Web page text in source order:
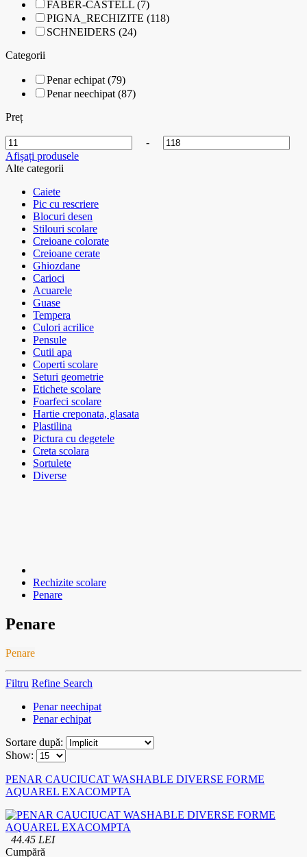
FABER-CASTELL (7)
PIGNA_RECHIZITE (118)
SCHNEIDERS (24)
Categorii
Penar echipat (79)
Penar neechipat (87)
Preț
-
Afișați produsele
Alte categorii
Caiete
Pic cu rescriere
Blocuri desen
Stilouri scolare
Creioane colorate
Creioane cerate
Ghiozdane
Carioci
Acuarele
Guase
Tempera
Culori acrilice
Pensule
Cutii apa
Coperti scolare
Seturi geometrie
Etichete scolare
Foarfeci scolare
Hartie creponata, glasata
Plastilina
Pictura cu degetele
Creta scolara
Sortulete
Diverse
Rechizite scolare
Penare
Penare
Penare
Filtru Refine Search
Penar neechipat
Penar echipat
Sortare după:
Show:
PENAR CAUCIUCAT WASHABLE DIVERSE FORME
AQUAREL EXACOMPTA
44.45 LEI
Cumpără